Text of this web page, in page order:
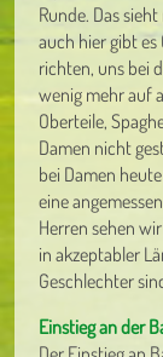
Runde. Das
auch hier gibt es
richten, uns bei
wenig mehr auf
Oberteile,
Damen nicht
bei Damen
eine
Herren sehen
in akzeptabler
Geschlechter
Einstieg an der